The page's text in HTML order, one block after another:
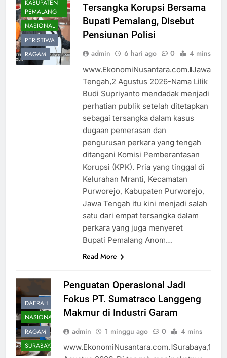
KABUPATEN
PEMALANG
NASIONAL
PERISTIWA
RAGAM
Tersangka Korupsi Bersama
Bupati Pemalang, Disebut
Pensiunan Polisi
admin 6 hari ago 0 4 mins
www.EkonomiNusantara.com.ǁJawa
Tengah,2 Agustus 2026-Nama Lilik
Budi Supriyanto mendadak menjadi
perhatian publik setelah ditetapkan
sebagai tersangka dalam kasus
dugaan pemerasan dan
pengurusan perkara yang tengah
ditangani Komisi Pemberantasan
Korupsi (KPK). Pria yang tinggal di
Kelurahan Mranti, Kecamatan
Purworejo, Kabupaten Purworejo,
Jawa Tengah itu kini menjadi salah
satu dari empat tersangka dalam
perkara yang juga menyeret
Bupati Pemalang Anom…
Read More
DAERAH
NASIONAL
RAGAM
SURABAYA
Penguatan Operasional Jadi
Fokus PT. Sumatraco Langgeng
Makmur di Industri Garam
admin 1 minggu ago 0 4 mins
www.EkonomiNusantara.com.ǁSurabaya,1